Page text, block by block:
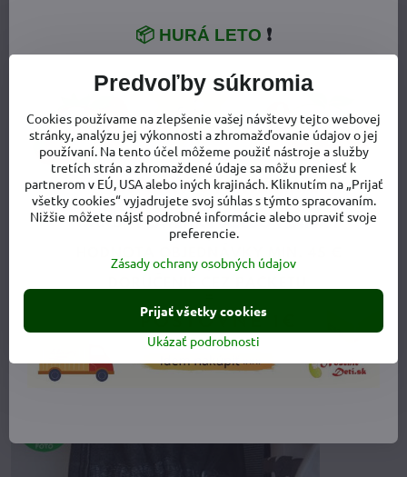
Detaily svetra:
Na bokoch svetra sú pohodlné hlboké vrecká.
Na spodnom leme svetra je gumička, pomocou ktorej
Sveter je možnéz vnútornej strany stiahnuť v páse, aby sa
Vám pekne vytvarovala postava.
ideálny na jar/jeseň,alebo
odopínací nákrčník, ktorým zahreje aj svoj krk a
dekolt.
Predvoľby súkromia
Cookies používame na zlepšenie vašej návštevy tejto webovej
stránky, analýzu jej výkonnosti a zhromažďovanie údajov o jej
používaní. Na tento účel môžeme použiť nástroje a služby
tretích strán a zhromaždené údaje sa môžu preniesť k
partnerom v EÚ, USA alebo iných krajinách. Kliknutím na „Prijať
všetky cookies“ vyjadrujete svoj súhlas s týmto spracovaním.
Nižšie môžete nájsť podrobné informácie alebo upraviť svoje
preferencie.
Zásady ochrany osobných údajov
Ukázať podrobnosti
Prijať všetky cookies
📦 HURÁ LETO ❗